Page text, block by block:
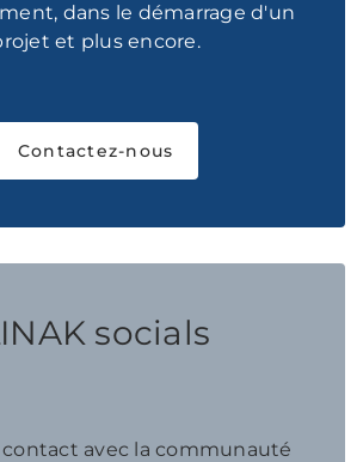
dans le démarrage d'un
et plus encore.
Contactez-nous
socials
contact avec la communauté